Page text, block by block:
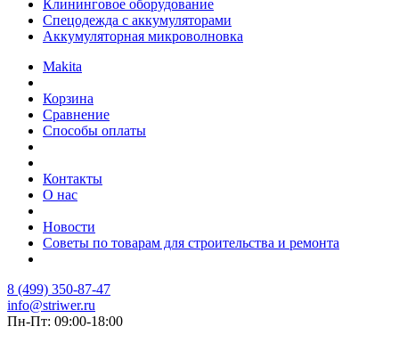
Клининговое оборудование
Спецодежда с аккумуляторами
Аккумуляторная микроволновка
Makita
Корзина
Сравнение
Способы оплаты
Контакты
О нас
Новости
Советы по товарам для строительства и ремонта
8 (499) 350-87-47
info@striwer.ru
Пн-Пт: 09:00-18:00